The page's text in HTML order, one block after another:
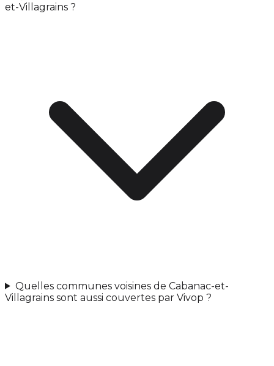
et-Villagrains ?
Quelles communes voisines de Cabanac-et-
Villagrains sont aussi couvertes par Vivop ?